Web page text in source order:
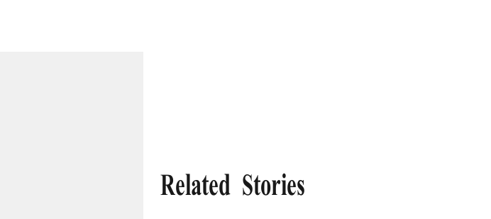
Related Stories